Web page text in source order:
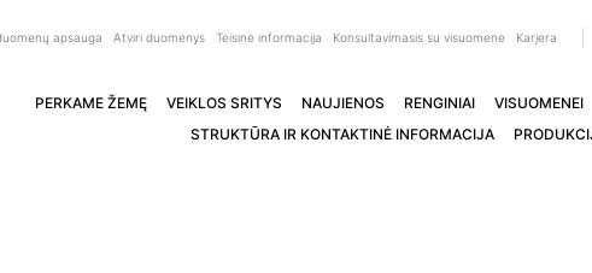
apsauga Atviri duomenys Teisinė informacija Konsultavimasis su visuomene Karjera
PERKAME ŽEMĘ VEIKLOS SRITYS NAUJIENOS RENGINIAI VISUOMENEI
STRUKTŪRA IR KONTAKTINĖ INFORMACIJA